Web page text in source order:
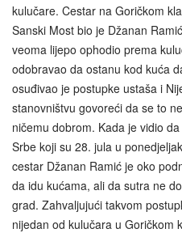
kulučare. Cestar na Goričkom
Sanski Most bio je Džanan
veoma lijepo ophodio prema
odobravao da ostanu kod kuća
osuđivao je postupke ustaša i
stanovništvu govoreći da se to
ničemu dobrom. Kada je vidio
Srbe koji su 28. jula u
cestar Džanan Ramić je oko
da idu kućama, ali da sutra ne
grad. Zahvaljujući takvom
nijedan od kulučara u Goričkom